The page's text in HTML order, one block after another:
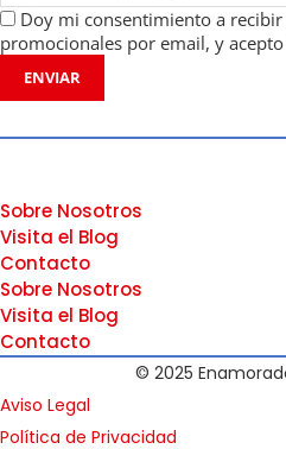
Doy mi consentimiento a
promocionales por email, y
ENVIAR
Sobre Nosotros
Visita el Blog
Contacto
Sobre Nosotros
Visita el Blog
Contacto
© 2025
Aviso Legal
Política de Privacidad